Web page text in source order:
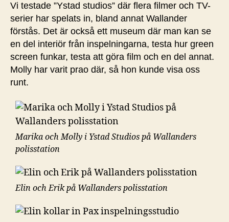
Vi testade ”Ystad studios” där flera filmer och TV-
serier har spelats in, bland annat Wallander
förstås. Det är också ett museum där man kan se
en del interiör från inspelningarna, testa hur green
screen funkar, testa att göra film och en del annat.
Molly har varit prao där, så hon kunde visa oss
runt.
Marika och Molly i Ystad Studios på Wallanders
polisstation
Elin och Erik på Wallanders polisstation